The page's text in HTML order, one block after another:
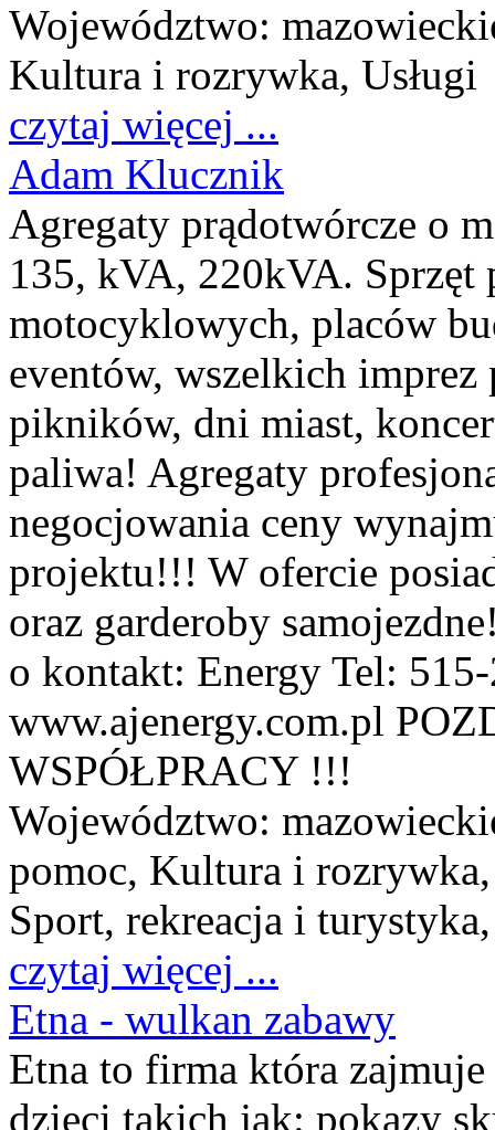
Województwo:
Kultura i rozrywka, Usługi
czytaj więcej ...
Adam Klucznik
Agregaty prądotwórcze o
135, kVA, 220kVA. Sprzęt
motocyklowych, placów
eventów, wszelkich
pikników, dni miast,
paliwa! Agregaty
negocjowania ceny
projektu!!! W ofercie
oraz garderoby
o kontakt: Energy Tel:
www.ajenergy.com.pl
WSPÓŁPRACY !!!
Województwo:
pomoc, Kultura i
Sport, rekreacja i
czytaj więcej ...
Etna - wulkan zabawy
Etna to firma która
dzieci takich jak: pokazy